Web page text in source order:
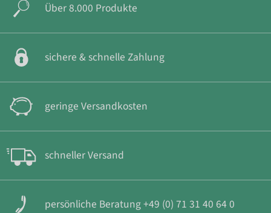
Über 8.000 Produkte
sichere & schnelle Zahlung
geringe Versandkosten
schneller Versand
persönliche Beratung +49 (0) 71 31 40 64 0